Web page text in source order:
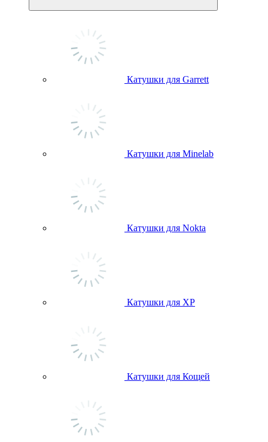
Катушки для Garrett
Катушки для Minelab
Катушки для Nokta
Катушки для ХР
Катушки для Кощей